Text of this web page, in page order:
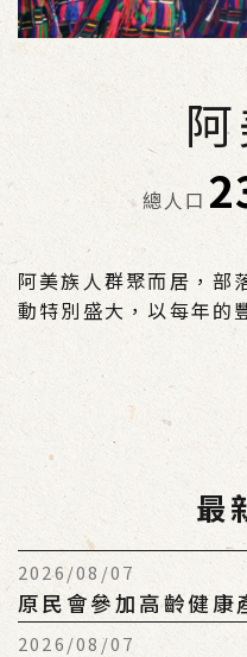
總人口
阿美族人群聚而居，部
動特別盛大，以每年的
最
2026/08/07
原民會參加高齡健康
鄉．樂齡共好！」打
2026/08/07